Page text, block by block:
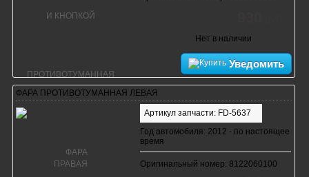
Нет в наличии
Уведомить
ФАРА ПРОТИВОТУМАННАЯ ЛЕВАЯ
Артикул запчасти: FD-5637
Год автомобиля: 2012 - по настоящее
время
Оригинальный номер: 8122060100